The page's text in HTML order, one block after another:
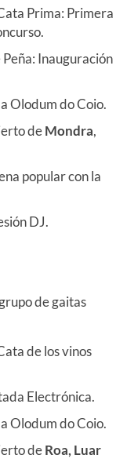
Prima: Primera
Peña: Inauguración
Olodum do Coio.
deMondra,
popular con la
DJ.
de gaitas
de los vinos
Electrónica.
Olodum do Coio.
deRoa, Luar